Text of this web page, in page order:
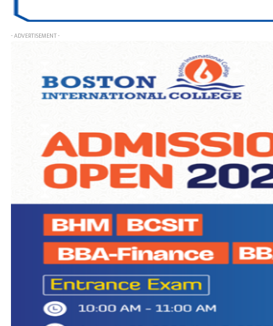
- ADVERTISEMENT -